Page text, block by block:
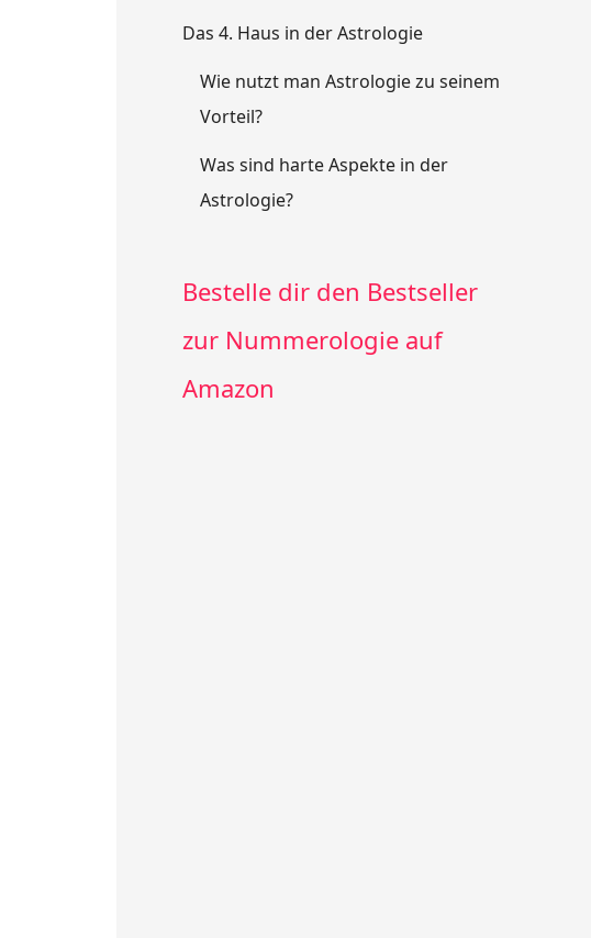
Das 4. Haus in der Astrologie
Wie nutzt man Astrologie zu seinem
Vorteil?
Was sind harte Aspekte in der
Astrologie?
Bestelle dir den Bestseller
zur Nummerologie auf
Amazon